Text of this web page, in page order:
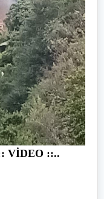
VİDEO ::..